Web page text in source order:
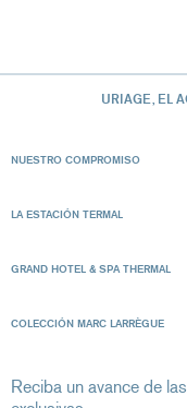
URIAGE, EL
NUESTRO COMPROMISO
LA ESTACIÓN TERMAL
GRAND HOTEL & SPA THERMAL
COLECCIÓN MARC LARRÈGUE
Reciba un avance de